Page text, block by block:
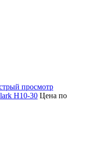
просмотр
H10-30 Цена по